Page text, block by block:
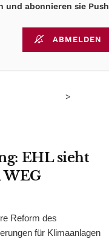
und abonnieren sie
ABMELDEN
>
EHL sieht
WEG
Reform des
für Klimaanlagen